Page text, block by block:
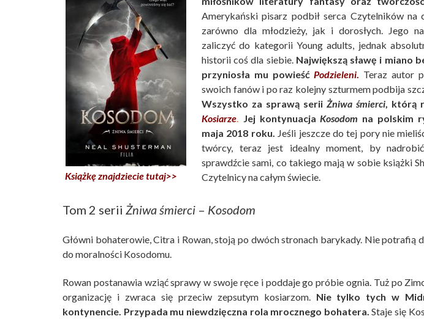
Książkę znajdziecie tutaj>>
Amerykański pisarz podbił serca Czytelników na
zarówno dla młodzieży, jak i dorosłych. Jego
zaliczyć do kategorii Young adults, jednak
historii coś dla siebie. Największą sławę i miano
przyniosła mu powieśćPodzieleni. Teraz autor
swoich fanów i po raz kolejny szturmem podbija
Wszystko za sprawą serii Żniwa śmierci, którą
Kosiarze. Jej kontynuacjaKosodom na polskim
maja 2018 roku. Jeśli jeszcze do tej pory nie
twórcy, teraz jest idealny moment, by nadrobić
sprawdźcie sami, co takiego mają w sobie książki
Czytelnicy na całym świecie.
Tom 2 serii Żniwa śmierci – Kosodom
Główni bohaterowie, Citra i Rowan, stoją po dwóch stronach barykady. Nie potrafią
do moralności Kosodomu.
Rowan postanawia wziąć sprawy w swoje ręce i poddaje go próbie ognia. Tuż po
organizację i zwraca się przeciw zepsutym kosiarzom. Nie tylko tych w
kontynencie. Przypada mu niewdzięczna rola mrocznego bohatera. Staje się